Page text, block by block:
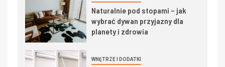
Naturalnie pod stopami – jak
wybrać dywan przyjazny dla
planety i zdrowia
WNĘTRZE I DODATKI